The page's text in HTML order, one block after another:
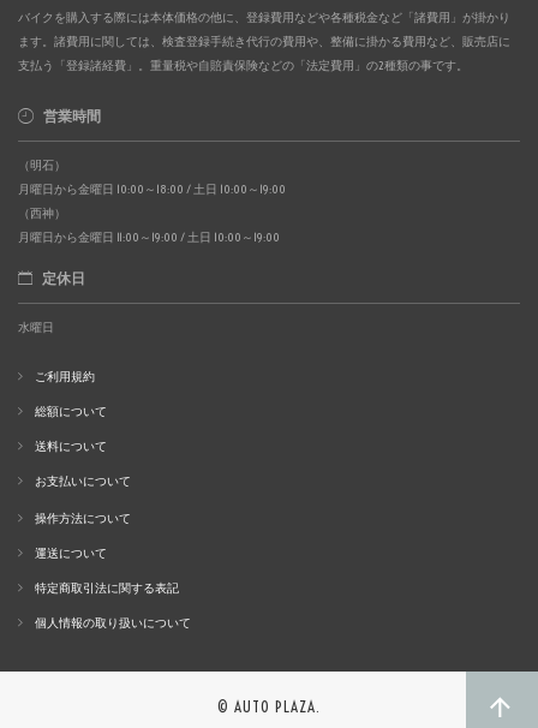
バイクを購入する際には本体価格の他に、登録費用などや各種税金など「諸費用」が掛かり
ます。諸費用に関しては、検査登録手続き代行の費用や、整備に掛かる費用など、販売店に
支払う「登録諸経費」。重量税や自賠責保険などの「法定費用」の2種類の事です。
営業時間
（明石）
月曜日から金曜日 10:00～18:00 / 土日 10:00～19:00
（西神）
月曜日から金曜日 11:00～19:00 / 土日 10:00～19:00
定休日
水曜日
ご利用規約
総額について
送料について
お支払いについて
操作方法について
運送について
特定商取引法に関する表記
個人情報の取り扱いについて
© AUTO PLAZA.